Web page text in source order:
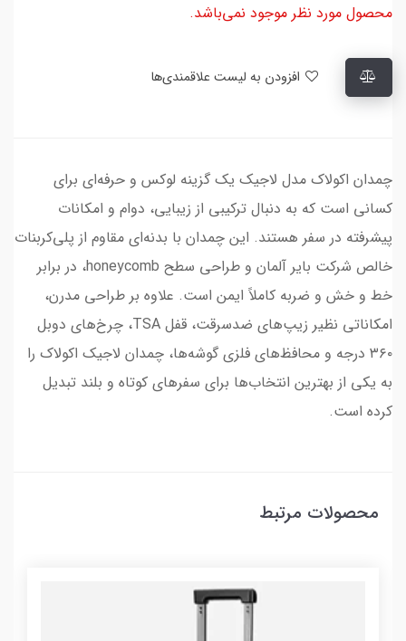
محصول مورد نظر موجود نمی‌باشد.
چمدان اکولاک مدل لاجیک یک گزینه لوکس و حرفه‌ای برای
کسانی است که به دنبال ترکیبی از زیبایی، دوام و امکانات
پیشرفته در سفر هستند. این چمدان با بدنه‌ای مقاوم از پلی‌کربنات
خالص شرکت بایر آلمان و طراحی سطح honeycomb، در برابر
خط و خش و ضربه کاملاً ایمن است. علاوه بر طراحی مدرن،
امکاناتی نظیر زیپ‌های ضدسرقت، قفل TSA، چرخ‌های دوبل
۳۶۰ درجه و محافظ‌های فلزی گوشه‌ها، چمدان لاجیک اکولاک را
به یکی از بهترین انتخاب‌ها برای سفرهای کوتاه و بلند تبدیل
کرده است.
محصولات مرتبط